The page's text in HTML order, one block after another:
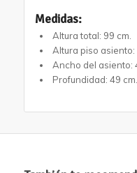
Medidas:
Altura total: 99 cm.
Altura piso asiento:
Ancho del asiento:
Profundidad: 49 cm.